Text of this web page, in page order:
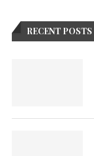
RECENT POSTS